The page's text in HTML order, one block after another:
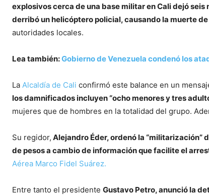
explosivos cerca de una base militar en Cali dejó
derribó un helicóptero policial, causando la muerte
autoridades locales.
Lea también:Gobierno de Venezuela condenó los
La Alcaldía de Cali confirmó este balance en un
los damnificados incluyen “ocho menores y tres
mujeres que de hombres en la totalidad del grupo.
Su regidor, Alejandro Éder, ordenó la “militarización”
de pesos a cambio de información que facilite el
Aérea Marco Fidel Suárez.
Entre tanto el presidente Gustavo Petro, anunció la